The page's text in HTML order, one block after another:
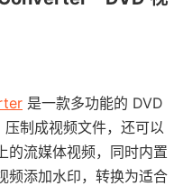
是一款多功能的 DVD
制成视频文件，还可以
的流媒体视频，同时内置
频添加水印，转换为适合